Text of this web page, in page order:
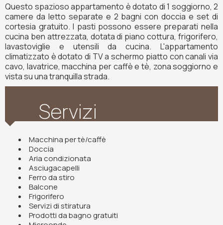
Questo spazioso appartamento è dotato di 1 soggiorno, 2
camere da letto separate e 2 bagni con doccia e set di
cortesia gratuito. I pasti possono essere preparati nella
cucina ben attrezzata, dotata di piano cottura, frigorifero,
lavastoviglie e utensili da cucina. L'appartamento
climatizzato è dotato di TV a schermo piatto con canali via
cavo, lavatrice, macchina per caffè e tè, zona soggiorno e
vista su una tranquilla strada.
Servizi
Macchina per tè/caffè
Doccia
Aria condizionata
Asciugacapelli
Ferro da stiro
Balcone
Frigorifero
Servizi di stiratura
Prodotti da bagno gratuiti